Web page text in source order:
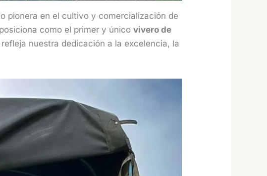
pionera en el cultivo y comercialización de
como el primer y único vivero de
refleja nuestra dedicación a la excelencia, la